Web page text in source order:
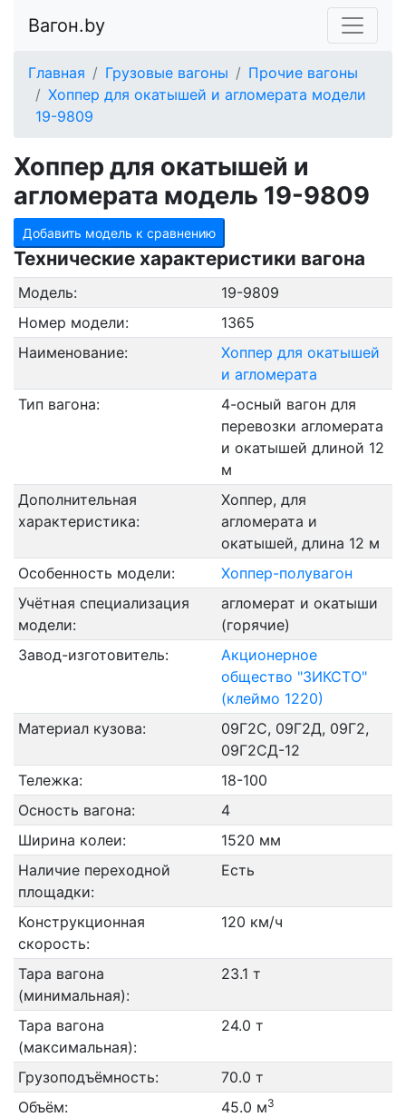
Вагон.by
Главная Грузовые вагоны
Прочие вагоны
Хоппер для окатышей и агломерата модели
19-9809
Хоппер для окатышей и
агломерата модель 19-9809
Добавить модель к сравнению
Технические характеристики вагона
Модель:
19-9809
Номер модели:
1365
Наименование:
Хоппер для окатышей
и агломерата
Тип вагона:
4-осный вагон для
перевозки агломерата
и окатышей длиной 12
м
Дополнительная
характеристика:
Хоппер, для
агломерата и
окатышей, длина 12 м
Особенность модели:
Хоппер-полувагон
Учётная специализация
модели:
агломерат и окатыши
(горячие)
Завод-изготовитель:
Акционерное
общество "ЗИКСТО"
(клеймо 1220)
Материал кузова:
09Г2С, 09Г2Д, 09Г2,
09Г2СД-12
Тележка:
18-100
Осность вагона:
4
Ширина колеи:
1520 мм
Наличие переходной
площадки:
Есть
Конструкционная
скорость:
120 км/ч
Тара вагона
(минимальная):
23.1 т
Тара вагона
(максимальная):
24.0 т
Грузоподъёмность:
70.0 т
Объём:
45.0 м3